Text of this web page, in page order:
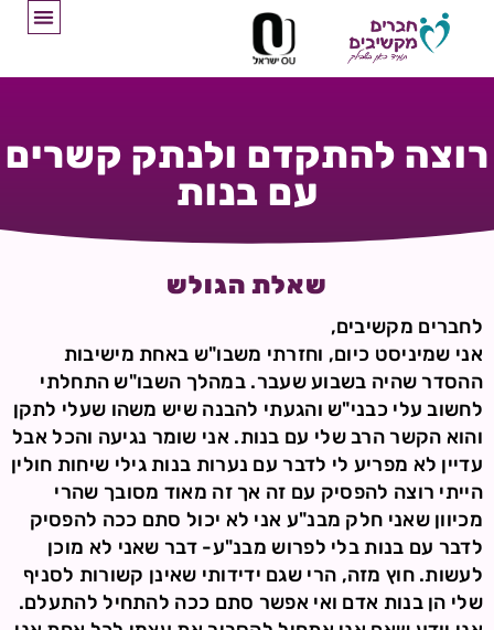
רוצה להתקדם ולנתק קשרים
עם בנות
שאלת הגולש
לחברים מקשיבים,
אני שמיניסט כיום, וחזרתי משבו"ש באחת מישיבות
ההסדר שהיה בשבוע שעבר. במהלך השבו"ש התחלתי
לחשוב עלי כבני"ש והגעתי להבנה שיש משהו שעלי לתקן
והוא הקשר הרב שלי עם בנות. אני שומר נגיעה והכל אבל
עדיין לא מפריע לי לדבר עם נערות בנות גילי שיחות חולין
הייתי רוצה להפסיק עם זה אך זה מאוד מסובך שהרי
מכיוון שאני חלק מבנ"ע אני לא יכול סתם ככה להפסיק
לדבר עם בנות בלי לפרוש מבנ"ע- דבר שאני לא מוכן
לעשות. חוץ מזה, הרי שגם ידידותי שאינן קשורות לסניף
שלי הן בנות אדם ואי אפשר סתם ככה להתחיל להתעלם.